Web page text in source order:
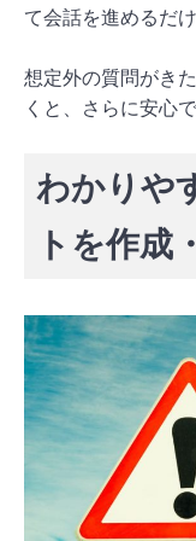
て会話を進めるだ
想定外の質問がき
くと、さらに安心
わかりや
トを作成